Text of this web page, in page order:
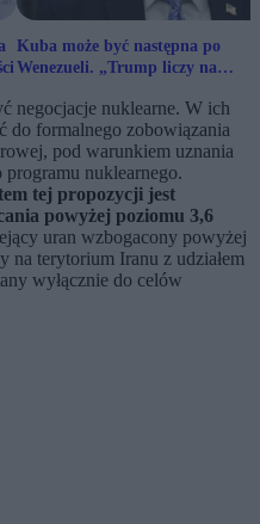
Kuba może być następna po
Wenezueli. „Trump liczy na
Wenezueli”
negocjacje nuklearne. W ich
do formalnego zobowiązania
pod warunkiem uznania
nuklearnego.
tej propozycji jest
powyżej poziomu 3,6
uran wzbogacony powyżej
na terytorium Iranu z udziałem
wyłącznie do celów